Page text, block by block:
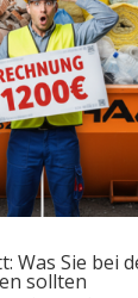
Was Sie bei
sollten